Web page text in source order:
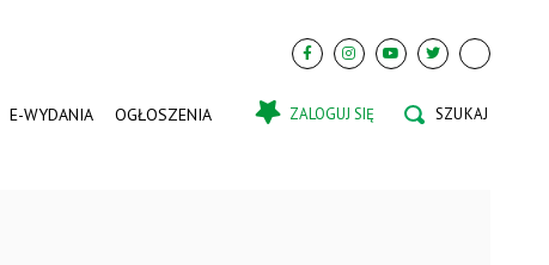
E-WYDANIA OGŁOSZENIA ZALOGUJ SIĘ